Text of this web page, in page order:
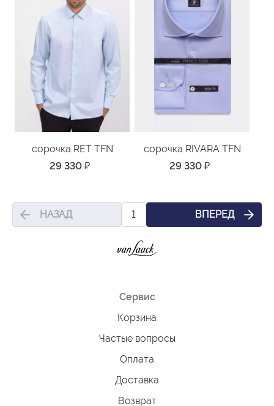
сорочка RET TFN
29 330 ₽
сорочка RIVARA TFN
29 330 ₽
НАЗАД 1 ВПЕРЕД
Сервис
Корзина
Частые вопросы
Оплата
Доставка
Возврат